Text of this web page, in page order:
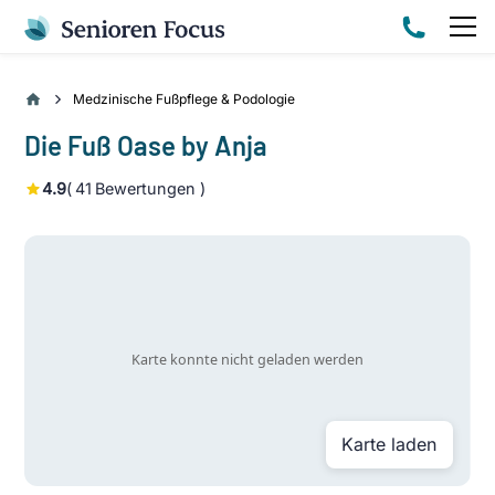
Medzinische Fußpflege & Podologie
Die Fuß Oase by Anja
4.9(41 Bewertungen )
Karte laden